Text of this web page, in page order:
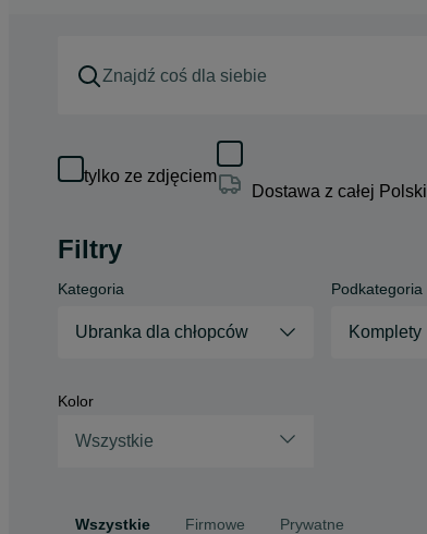
tylko ze zdjęciem
Dostawa z całej Polski
Filtry
Kategoria
Ubranka dla chłopców
Podkategoria
Komplety
Kolor
Wszystkie
Wszystkie Firmowe Prywatne